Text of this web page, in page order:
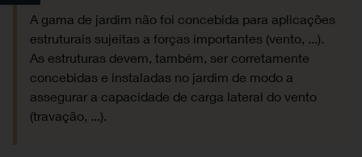
A gama de jardim não foi concebida para aplicações
estruturais sujeitas a forças importantes (vento, ...).
As estruturas devem, também, ser corretamente
concebidas e instaladas no jardim de modo a
assegurar a capacidade de carga lateral do vento
(travação, ...).